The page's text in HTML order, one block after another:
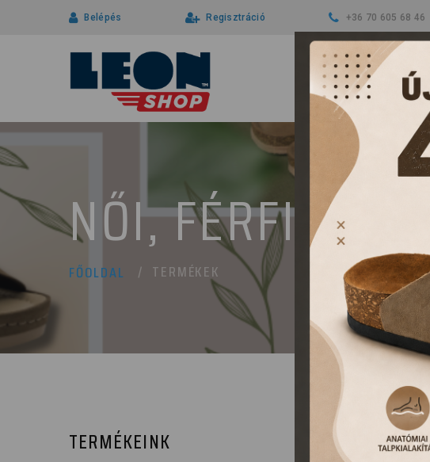
Belépés Regisztráció +36 70 605 68 46
Cégünkről
NŐI, FÉRFI
FŐOLDAL TERMÉKEK
TERMÉKEINK